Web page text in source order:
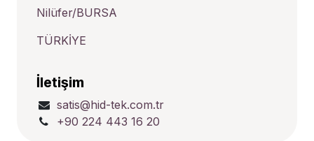
Nilüfer/BURSA
TÜRKİYE
İletişim
satis@hid-tek.com.tr
+90 224 443 16 20